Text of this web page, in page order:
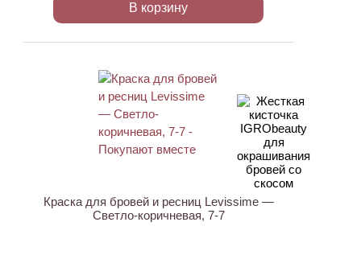
В корзину
Краска для бровей и ресниц Levissime —
Светло-коричневая, 7-7